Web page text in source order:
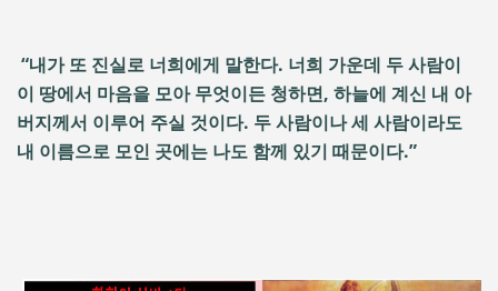
“내가 또 진실로 너희에게 말한다. 너희 가운데 두 사람이
이 땅에서 마음을 모아 무엇이든 청하면, 하늘에 계신 내 아
버지께서 이루어 주실 것이다. 두 사람이나 세 사람이라도
내 이름으로 모인 곳에는 나도 함께 있기 때문이다.”